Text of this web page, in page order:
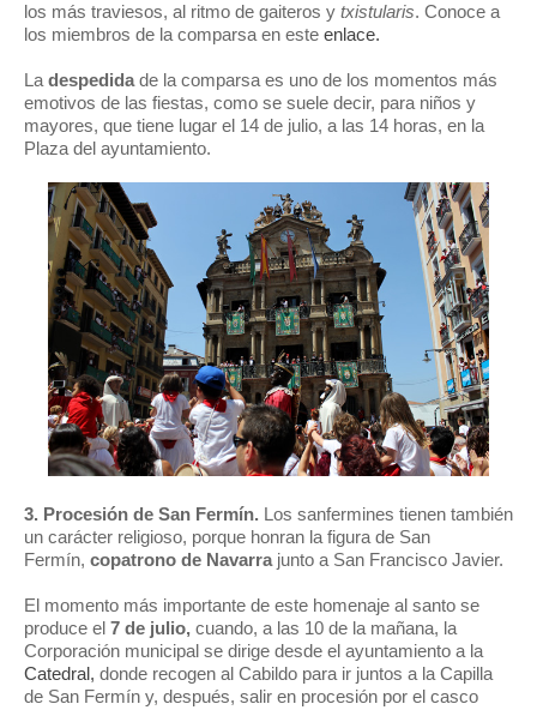
los más traviesos, al ritmo de gaiteros y txistularis. Conoce a
los miembros de la comparsa en este enlace.
La despedida de la comparsa es uno de los momentos más
emotivos de las fiestas, como se suele decir, para niños y
mayores, que tiene lugar el 14 de julio, a las 14 horas, en la
Plaza del ayuntamiento.
3. Procesión de San Fermín. Los sanfermines tienen también
un carácter religioso, porque honran la figura de San
Fermín, copatrono de Navarra junto a San Francisco Javier.
El momento más importante de este homenaje al santo se
produce el 7 de julio, cuando, a las 10 de la mañana, la
Corporación municipal se dirige desde el ayuntamiento a la
Catedral, donde recogen al Cabildo para ir juntos a la Capilla
de San Fermín y, después, salir en procesión por el casco